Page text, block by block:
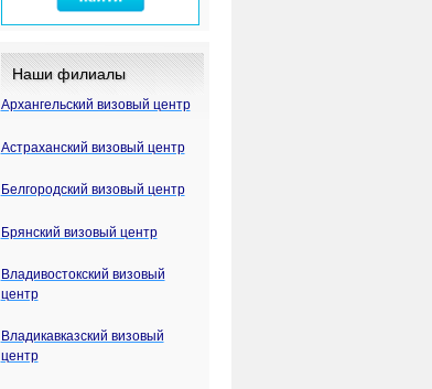
Наши филиалы
Архангельский визовый центр
Астраханский визовый центр
Белгородский визовый центр
Брянский визовый центр
Владивостокский визовый
центр
Владикавказский визовый
центр